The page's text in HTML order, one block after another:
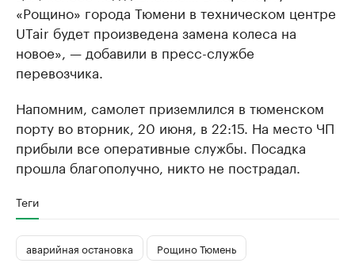
«Рощино» города Тюмени в техническом центре
UTair будет произведена замена колеса на
новое», — добавили в пресс-службе
перевозчика.
Напомним, самолет приземлился в тюменском
порту во вторник, 20 июня, в 22:15. На место ЧП
прибыли все оперативные службы. Посадка
прошла благополучно, никто не пострадал.
Теги
аварийная остановка Рощино Тюмень